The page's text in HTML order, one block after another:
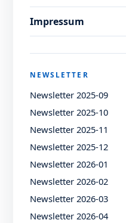
Impressum
NEWSLETTER
Newsletter 2025-09
Newsletter 2025-10
Newsletter 2025-11
Newsletter 2025-12
Newsletter 2026-01
Newsletter 2026-02
Newsletter 2026-03
Newsletter 2026-04